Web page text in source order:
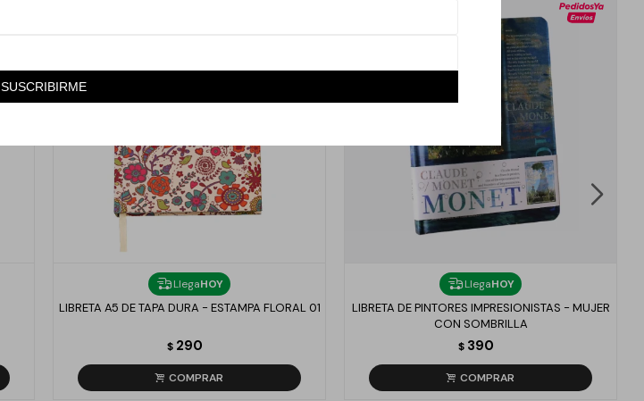
SUSCRIBIRME
LlegaHOY
LIBRETA A5 DE TAPA DURA - ESTAMPA FLORAL 01
$ 290
LlegaHOY
LIBRETA DE PINTORES IMPRESIONISTAS - MUJER
CON SOMBRILLA
$ 390